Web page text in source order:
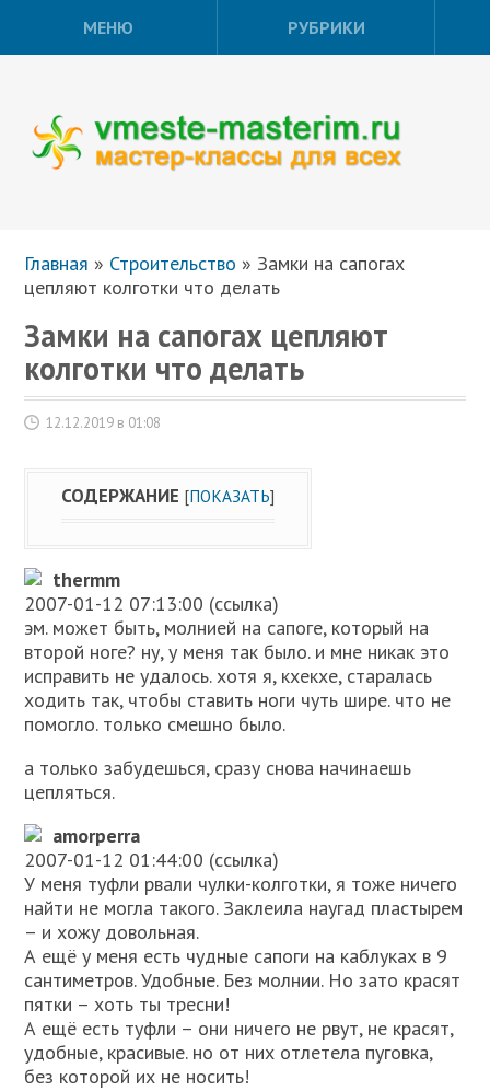
МЕНЮ РУБРИКИ
Главная » Строительство » Замки на сапогах
цепляют колготки что делать
Замки на сапогах цепляют
колготки что делать
12.12.2019 в 01:08
СОДЕРЖАНИЕ [ПОКАЗАТЬ]
thermm
2007-01-12 07:13:00 (ссылка)
эм. может быть, молнией на сапоге, который на
второй ноге? ну, у меня так было. и мне никак это
исправить не удалось. хотя я, кхекхе, старалась
ходить так, чтобы ставить ноги чуть шире. что не
помогло. только смешно было.
а только забудешься, сразу снова начинаешь
цепляться.
amorperra
2007-01-12 01:44:00 (ссылка)
У меня туфли рвали чулки-колготки, я тоже ничего
найти не могла такого. Заклеила наугад пластырем
– и хожу довольная.
А ещё у меня есть чудные сапоги на каблуках в 9
сантиметров. Удобные. Без молнии. Но зато красят
пятки – хоть ты тресни!
А ещё есть туфли – они ничего не рвут, не красят,
удобные, красивые. но от них отлетела пуговка,
без которой их не носить!